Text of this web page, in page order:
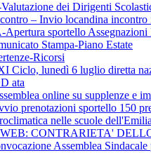
dei Dirigenti
– Invio locandina
sportello
Stampa-Piano Estate
Ricorsi
Ciclo, lunedì 6 luglio diretta
ata
online su supplenze e
prenotazioni sportello 150
nelle scuole
CONTRARIETA'
Assemblea